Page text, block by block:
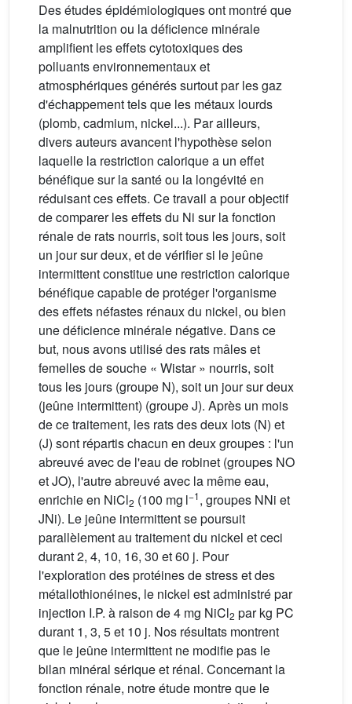
Des études épidémiologiques ont montré que
la malnutrition ou la déficience minérale
amplifient les effets cytotoxiques des
polluants environnementaux et
atmosphériques générés surtout par les gaz
d'échappement tels que les métaux lourds
(plomb, cadmium, nickel...). Par ailleurs,
divers auteurs avancent l'hypothèse selon
laquelle la restriction calorique a un effet
bénéfique sur la santé ou la longévité en
réduisant ces effets. Ce travail a pour objectif
de comparer les effets du Ni sur la fonction
rénale de rats nourris, soit tous les jours, soit
un jour sur deux, et de vérifier si le jeûne
intermittent constitue une restriction calorique
bénéfique capable de protéger l'organisme
des effets néfastes rénaux du nickel, ou bien
une déficience minérale négative. Dans ce
but, nous avons utilisé des rats mâles et
femelles de souche « Wistar » nourris, soit
tous les jours (groupe N), soit un jour sur deux
(jeûne intermittent) (groupe J). Après un mois
de ce traitement, les rats des deux lots (N) et
(J) sont répartis chacun en deux groupes : l'un
abreuvé avec de l'eau de robinet (groupes NO
et JO), l'autre abreuvé avec la même eau,
enrichie en NiCl2 (100 mg l−1, groupes NNi et
JNi). Le jeûne intermittent se poursuit
parallèlement au traitement du nickel et ceci
durant 2, 4, 10, 16, 30 et 60 j. Pour
l'exploration des protéines de stress et des
métallothionéines, le nickel est administré par
injection I.P. à raison de 4 mg NiCl2 par kg PC
durant 1, 3, 5 et 10 j. Nos résultats montrent
que le jeûne intermittent ne modifie pas le
bilan minéral sérique et rénal. Concernant la
fonction rénale, notre étude montre que le